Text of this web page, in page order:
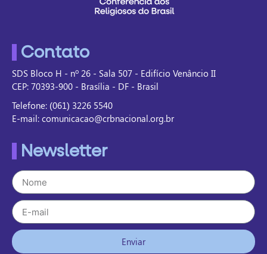
Contato
SDS Bloco H - nº 26 - Sala 507 - Edifício Venâncio II
CEP: 70393-900 - Brasília - DF - Brasil
Telefone: (061) 3226 5540
E-mail: comunicacao@crbnacional.org.br
Newsletter
Enviar